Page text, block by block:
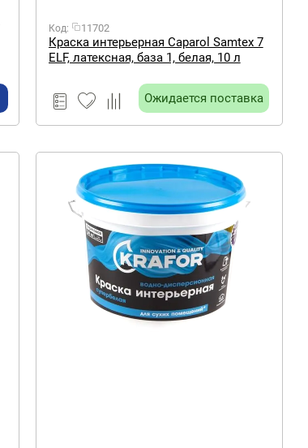
Код: 11702
Краска интерьерная Caparol Samtex 7
ELF, латексная, база 1, белая, 10 л
Ожидается поставка